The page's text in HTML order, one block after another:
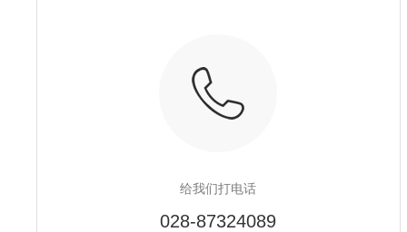
给我们打电话
028-87324089